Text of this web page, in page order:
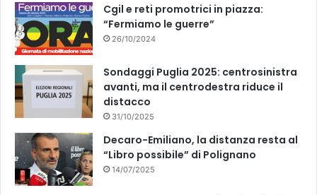
Cgil e reti promotrici in piazza:
“Fermiamo le guerre”
26/10/2024
Sondaggi Puglia 2025: centrosinistra
avanti, ma il centrodestra riduce il
distacco
31/10/2025
Decaro-Emiliano, la distanza resta al
“Libro possibile” di Polignano
14/07/2025